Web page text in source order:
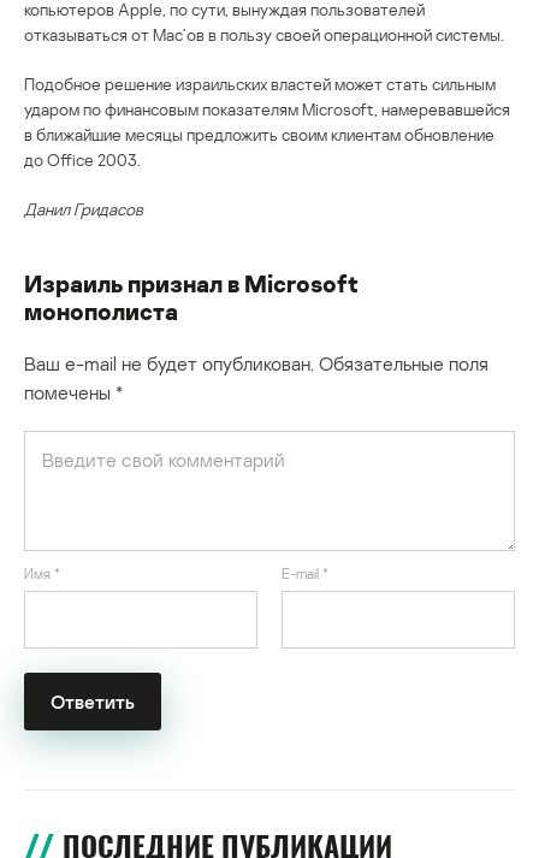
копьютеров Apple, по сути, вынуждая пользователей
отказываться от Mac’ов в пользу своей операционной системы.
Подобное решение израильских властей может стать сильным
ударом по финансовым показателям Microsoft, намеревавшейся
в ближайшие месяцы предложить своим клиентам обновление
до Office 2003.
Данил Гридасов
Израиль признал в Microsoft
монополиста
Ваш e-mail не будет опубликован. Обязательные поля
помечены *
Имя * E-mail *
ПОСЛЕДНИЕ ПУБЛИКАЦИИ